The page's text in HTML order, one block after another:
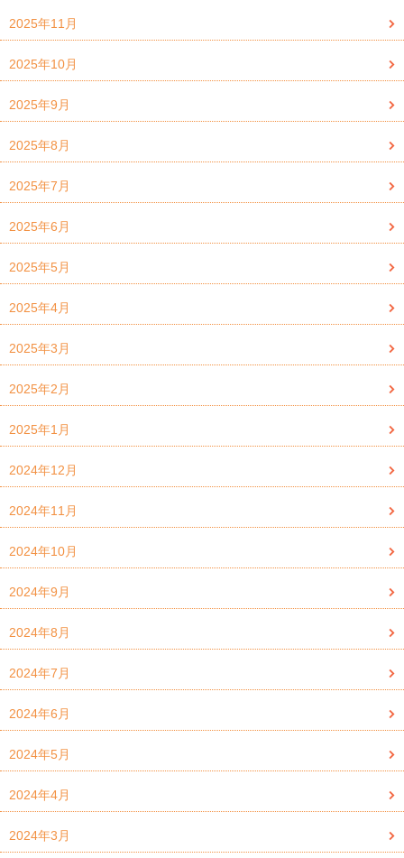
2025年11月
2025年10月
2025年9月
2025年8月
2025年7月
2025年6月
2025年5月
2025年4月
2025年3月
2025年2月
2025年1月
2024年12月
2024年11月
2024年10月
2024年9月
2024年8月
2024年7月
2024年6月
2024年5月
2024年4月
2024年3月